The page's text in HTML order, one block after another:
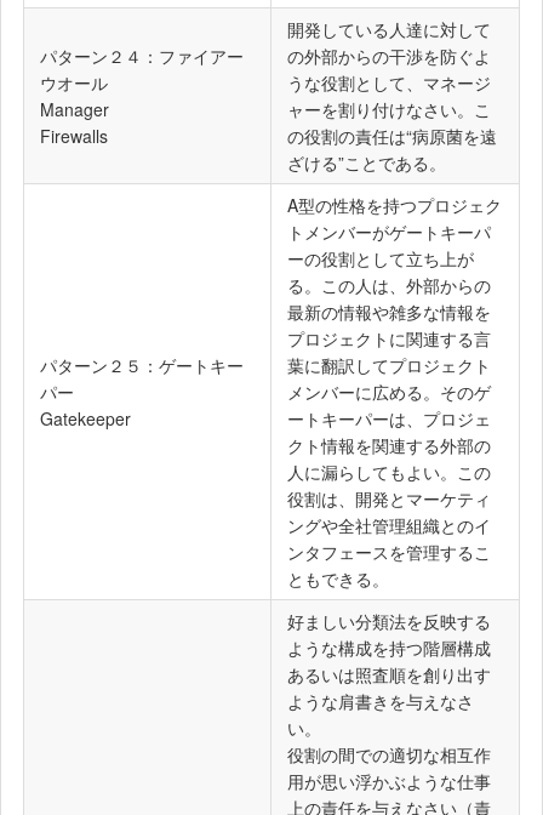
パターン２４：ファイアー
ウオール
Manager
Firewalls
開発している人達に対して
の外部からの干渉を防ぐよ
うな役割として、マネージ
ャーを割り付けなさい。こ
の役割の責任は“病原菌を遠
ざける”ことである。
パターン２５：ゲートキー
パー
Gatekeeper
A型の性格を持つプロジェク
トメンバーがゲートキーパ
ーの役割として立ち上が
る。この人は、外部からの
最新の情報や雑多な情報を
プロジェクトに関連する言
葉に翻訳してプロジェクト
メンバーに広める。そのゲ
ートキーパーは、プロジェ
クト情報を関連する外部の
人に漏らしてもよい。この
役割は、開発とマーケティ
ングや全社管理組織とのイ
ンタフェースを管理するこ
ともできる。
好ましい分類法を反映する
ような構成を持つ階層構成
あるいは照査順を創り出す
ような肩書きを与えなさ
い。
役割の間での適切な相互作
用が思い浮かぶような仕事
上の責任を与えなさい（責